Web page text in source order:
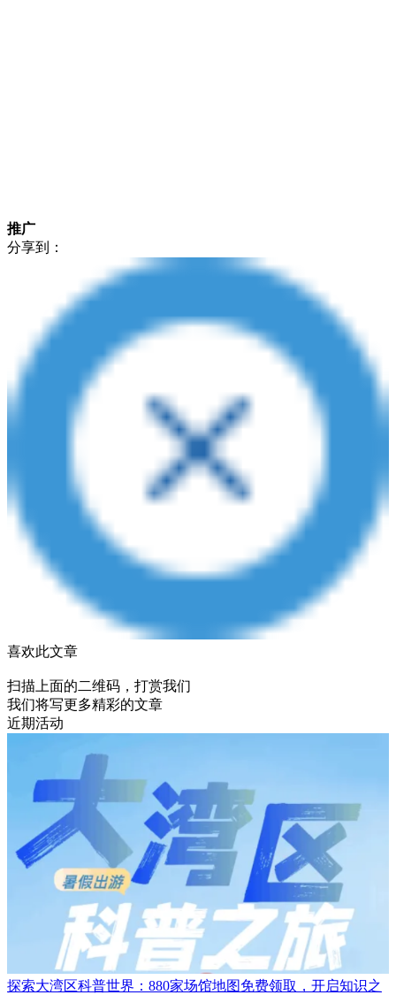
推广
分享到：
喜欢此文章
扫描上面的二维码，打赏我们
我们将写更多精彩的文章
近期活动
探索大湾区科普世界：880家场馆地图免费领取，开启知识之